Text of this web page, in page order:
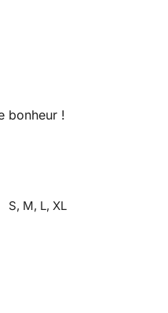
bonheur !
S, M, L, XL